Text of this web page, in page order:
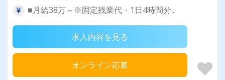
■月給38万～※固定残業代・1日4時間分...
求人内容を見る
オンライン応募